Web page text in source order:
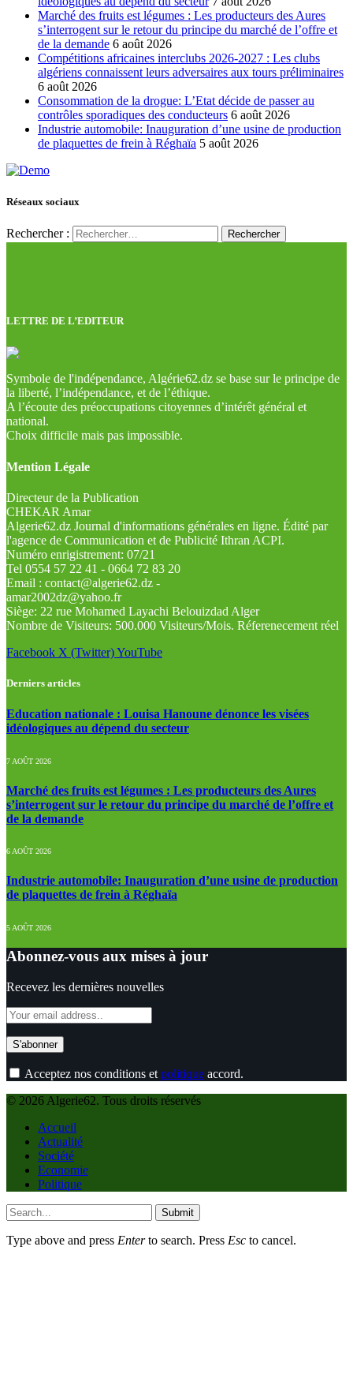
Marché des fruits est légumes : Les producteurs des Aures
s’interrogent sur le retour du principe du marché de l’offre et
de la demande 6 août 2026
Compétitions africaines interclubs 2026-2027 : Les clubs
algériens connaissent leurs adversaires aux tours préliminaires
6 août 2026
Consommation de la drogue: L’Etat décide de passer au
contrôles sporadiques des conducteurs 6 août 2026
Industrie automobile: Inauguration d’une usine de production
de plaquettes de frein à Réghaïa 5 août 2026
Réseaux sociaux
Rechercher :
LETTRE DE L’EDITEUR
Symbole de l'indépendance, Algérie62.dz se base sur le principe de
la liberté, l’indépendance, et de l’éthique.
A l’écoute des préoccupations citoyennes d’intérêt général et
national.
Choix difficile mais pas impossible.
Mention Légale
Directeur de la Publication
CHEKAR Amar
Algerie62.dz Journal d'informations générales en ligne. Édité par
l'agence de Communication et de Publicité Ithran ACPI.
Numéro enrigistrement: 07/21
Tel 0554 57 22 41 - 0664 72 83 20
Email : contact@algerie62.dz -
amar2002dz@yahoo.fr
Siège: 22 rue Mohamed Layachi Belouizdad Alger
Nombre de Visiteurs: 500.000 Visiteurs/Mois. Réferenecement réel
Facebook X (Twitter)YouTube
Derniers articles
Education nationale : Louisa Hanoune dénonce les visées
idéologiques au dépend du secteur
7 AOÛT 2026
Marché des fruits est légumes : Les producteurs des Aures
s’interrogent sur le retour du principe du marché de l’offre et
de la demande
6 AOÛT 2026
Industrie automobile: Inauguration d’une usine de production
de plaquettes de frein à Réghaïa
5 AOÛT 2026
Abonnez-vous aux mises à jour
Recevez les dernières nouvelles
Acceptez nos conditions et politique accord.
© 2026 Algerie62. Tous droits réservés
Accueil
Actualité
Société
Economie
Politique
Submit
Type above and press Enterto search. Press Esc to cancel.